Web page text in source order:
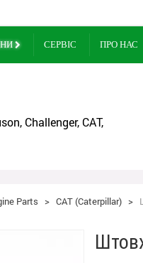
СЕРВІС ПРО НАС
Challenger, CAT,
Parts > CAT (Caterpillar) >